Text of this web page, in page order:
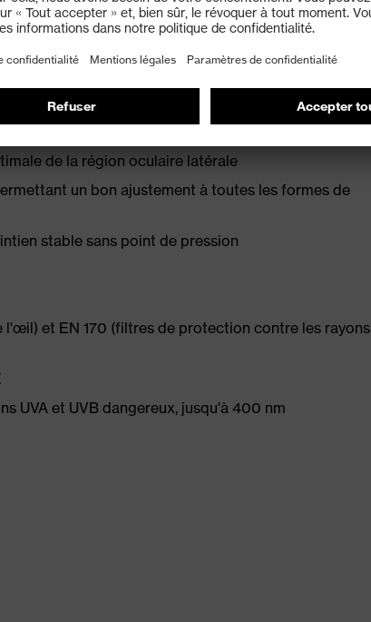
de la région oculaire latérale
un bon ajustement à toutes les formes de
stable sans point de pression
et EN 170 (filtres de protection contre les rayons
UVA et UVB dangereux, jusqu'à 400 nm